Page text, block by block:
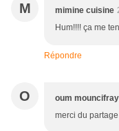
M mimine cuisine
Hum!!!! ça me
Répondre
O oum
merci du